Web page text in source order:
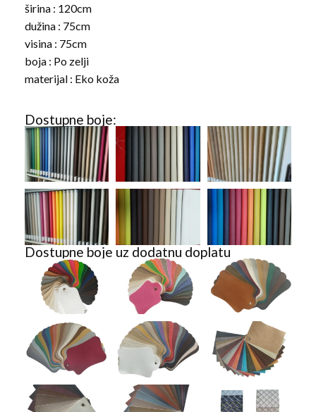
širina : 120cm
dužina : 75cm
visina : 75cm
boja : Po zelji
materijal : Eko koža
Dostupne boje:
Dostupne boje uz dodatnu doplatu